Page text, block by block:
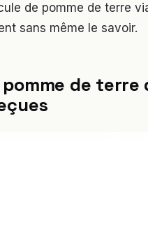
de pomme de terre
sans même le savoir.
pomme de